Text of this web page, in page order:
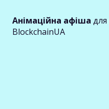
Анімаційна афіша для
BlockchainUA